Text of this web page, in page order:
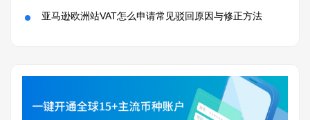
亚马逊欧洲站VAT怎么申请常见驳回原因与修正方法